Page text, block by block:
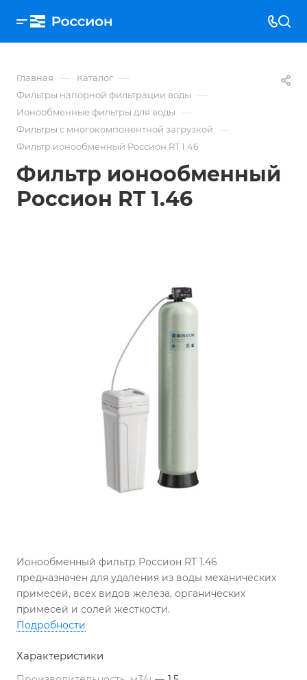
Главная — Каталог —
Фильтры напорной фильтрации воды —
Ионообменные фильтры для воды —
Фильтры с многокомпонентной загрузкой —
Фильтр ионообменный Россион RT 1.46
Фильтр ионообменный
Россион RT 1.46
Ионообменный фильтр Россион RT 1.46
предназначен для удаления из воды механических
примесей, всех видов железа, органических
примесей и солей жесткости.
Подробности
Характеристики